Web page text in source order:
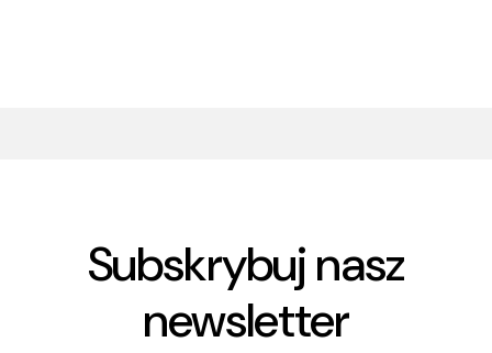
Subskrybuj nasz
newsletter